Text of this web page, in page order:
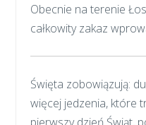
Obecnie na terenie
całkowity zakaz
Święta zobowiązują:
więcej jedzenia, które